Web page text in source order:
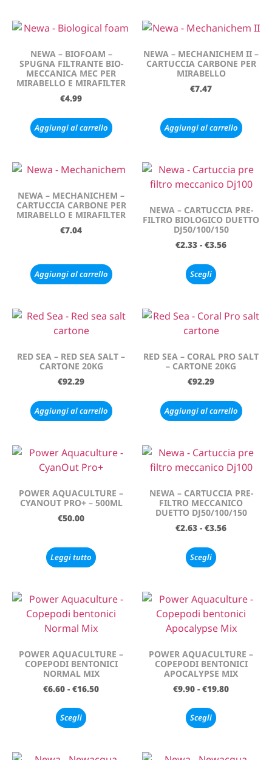
NEWA – BIOFOAM –
SPUGNA FILTRANTE BIO-
MECCANICA MEC PER
MIRABELLO E MIRAFILTER
€4.99
Aggiungi al carrello
NEWA – MECHANICHEM II –
CARTUCCIA CARBONE PER
MIRABELLO
€7.47
Aggiungi al carrello
NEWA – MECHANICHEM –
CARTUCCIA CARBONE PER
MIRABELLO E MIRAFILTER
€7.04
Aggiungi al carrello
NEWA – CARTUCCIA PRE-
FILTRO BIOLOGICO DUETTO
DJ50/100/150
€2.33 - €3.56
Scegli
RED SEA – RED SEA SALT –
CARTONE 20KG
€92.29
Aggiungi al carrello
RED SEA – CORAL PRO SALT
– CARTONE 20KG
€92.29
Aggiungi al carrello
POWER AQUACULTURE –
CYANOUT PRO+ – 500ML
€50.00
Leggi tutto
NEWA – CARTUCCIA PRE-
FILTRO MECCANICO
DUETTO DJ50/100/150
€2.63 - €3.56
Scegli
POWER AQUACULTURE –
COPEPODI BENTONICI
NORMAL MIX
€6.60 - €16.50
Scegli
POWER AQUACULTURE –
COPEPODI BENTONICI
APOCALYPSE MIX
€9.90 - €19.80
Scegli